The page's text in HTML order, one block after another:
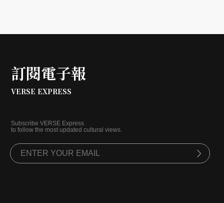
書的知性軍械庫。本文將探討這位「時尚大帝」如何透過
的符號影響力。
訂閱電子報
VERSE EXPRESS
Subscribe VERSE Express
to follow the most updated cultural views.